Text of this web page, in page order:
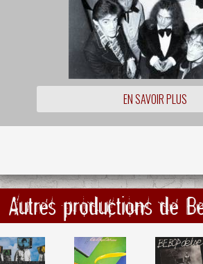
EN SAVOIR PLUS
Autres productions de